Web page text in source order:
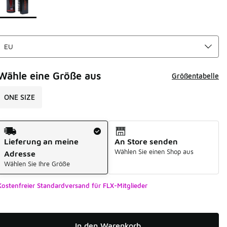
eine Größe aus Größentabelle
ONE SIZE
Lieferung an meine
Adresse
Wählen Sie Ihre Größe
An Store senden
Wählen Sie einen Shop aus
Standardversand für FLX-Mitglieder